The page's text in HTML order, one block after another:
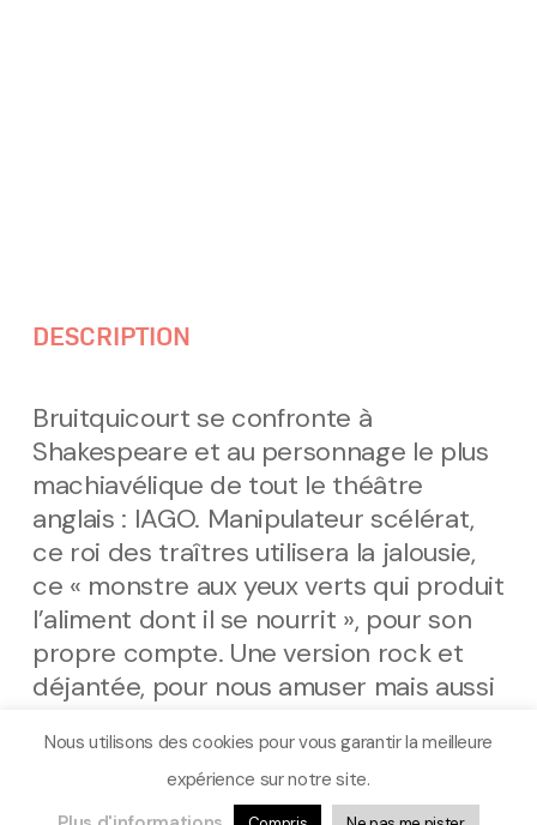
DESCRIPTION
Bruitquicourt se confronte à
Shakespeare et au personnage le plus
machiavélique de tout le théâtre
anglais : IAGO. Manipulateur scélérat,
ce roi des traîtres utilisera la jalousie,
ce « monstre aux yeux verts qui produit
l’aliment dont il se nourrit », pour son
propre compte. Une version rock et
déjantée, pour nous amuser mais aussi
SOUTIEN, COPRODUCTION : LA FRICHE MIMI
VILLE DE MONTPELLIER
Nous utilisons des cookies pour vous garantir la meilleure
expérience sur notre site.